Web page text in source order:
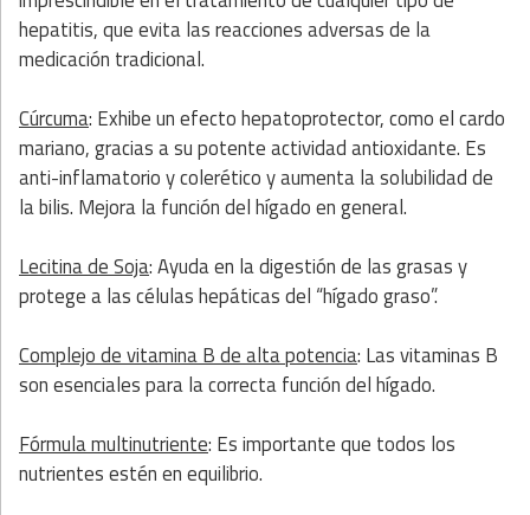
hepatitis, que evita las reacciones adversas de la
medicación tradicional.
Cúrcuma: Exhibe un efecto hepatoprotector, como el cardo
mariano, gracias a su potente actividad antioxidante. Es
anti-inflamatorio y colerético y aumenta la solubilidad de
la bilis. Mejora la función del hígado en general.
Lecitina de Soja: Ayuda en la digestión de las grasas y
protege a las células hepáticas del “hígado graso”.
Complejo de vitamina B de alta potencia: Las vitaminas B
son esenciales para la correcta función del hígado.
Fórmula multinutriente: Es importante que todos los
nutrientes estén en equilibrio.